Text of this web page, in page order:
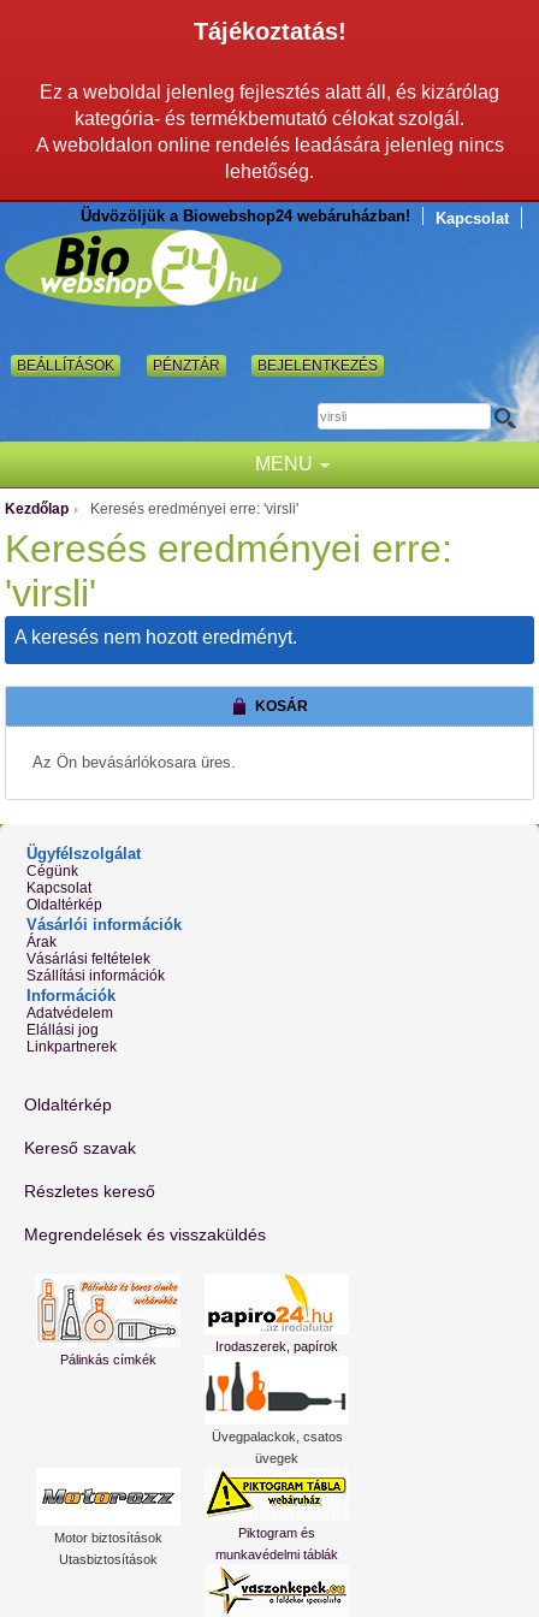
Tájékoztatás!
Ez a weboldal jelenleg fejlesztés alatt áll, és kizárólag
kategória- és termékbemutató célokat szolgál.
A weboldalon online rendelés leadására jelenleg nincs
lehetőség.
Üdvözöljük a Biowebshop24 webáruházban! Kapcsolat
BEÁLLÍTÁSOK PÉNZTÁR BEJELENTKEZÉS
MENU
Kezdőlap Keresés eredményei erre: 'virsli'
Keresés eredményei erre:
'virsli'
A keresés nem hozott eredményt.
KOSÁR
Az Ön bevásárlókosara üres.
Ügyfélszolgálat
Cégünk
Kapcsolat
Oldaltérkép
Vásárlói információk
Árak
Vásárlási feltételek
Szállítási információk
Információk
Adatvédelem
Elállási jog
Linkpartnerek
Oldaltérkép
Kereső szavak
Részletes kereső
Megrendelések és visszaküldés
Pálinkás címkék
Irodaszerek, papírok
Üvegpalackok, csatos
üvegek
Motor biztosítások
Utasbiztosítások
Piktogram és
munkavédelmi táblák